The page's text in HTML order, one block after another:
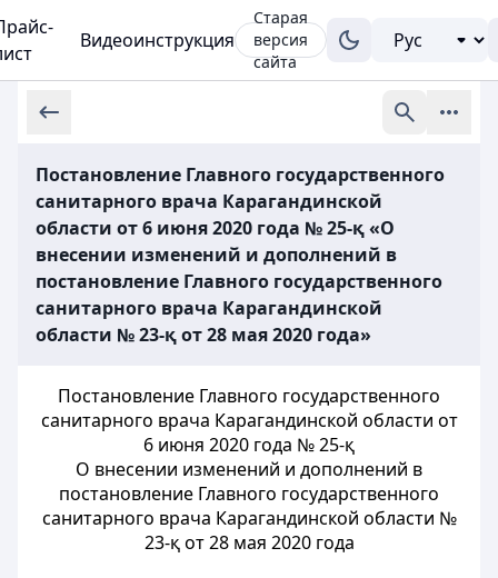
Видеоинструкция
Старая
версия
сайта
Постановление Главного государственного
санитарного врача Карагандинской
области от 6 июня 2020 года № 25-қ «О
внесении изменений и дополнений в
постановление Главного государственного
санитарного врача Карагандинской
области № 23-қ от 28 мая 2020 года»
Постановление Главного государственного
санитарного врача Карагандинской области от
6 июня 2020 года № 25-қ
О внесении изменений и дополнений в
постановление Главного государственного
санитарного врача Карагандинской области №
23-қ от 28 мая 2020 года